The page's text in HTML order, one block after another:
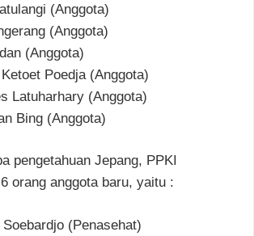
(Anggota)
(Anggota)
(Anggota)
Poedja (Anggota)
Latuharhary (Anggota)
Bing (Anggota)
pengetahuan Jepang, PPKI
orang anggota baru, yaitu :
(Penasehat)